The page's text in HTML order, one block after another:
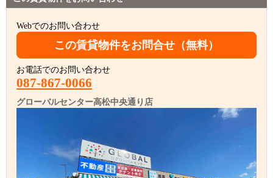
Webでのお問い合わせ
この賃貸物件をお問合せ（無料）
お電話でのお問い合わせ
087-867-0066
グローバルセンター高松中央通り店